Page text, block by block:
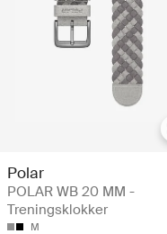
Polar
POLAR WB 20 MM -
Treningsklokker
M